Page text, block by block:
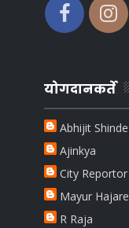
योगदानकर्ते
Abhijit Shinde
Ajinkya
City Reportor
Mayur Hajare
R Raja